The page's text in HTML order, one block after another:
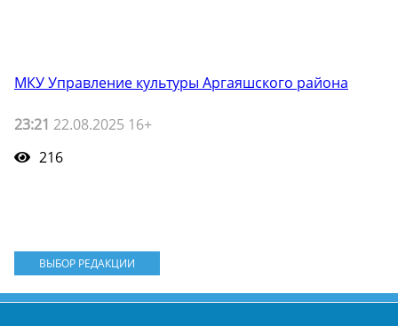
МКУ Управление культуры Аргаяшского района
23:21 22.08.2025 16+
216
ВЫБОР РЕДАКЦИИ